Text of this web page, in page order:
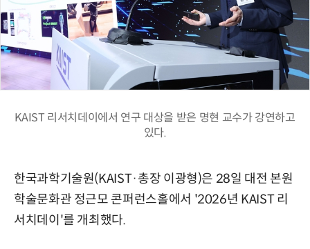
KAIST 리서치데이에서 연구 대상을 받은 명현 교수가 강연하고
있다.
한국과학기술원(KAIST·총장 이광형)은 28일 대전 본원
학술문화관 정근모 콘퍼런스홀에서 '2026년 KAIST 리
서치데이'를 개최했다.